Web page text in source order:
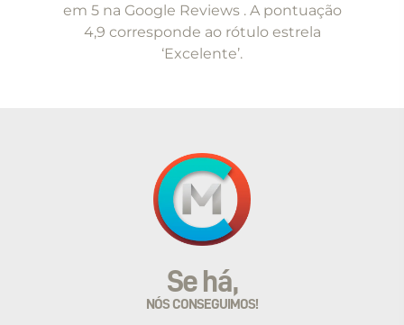
em 5 na Google Reviews . A pontuação
4,9 corresponde ao rótulo estrela
‘Excelente’.
Se há,
NÓS CONSEGUIMOS!